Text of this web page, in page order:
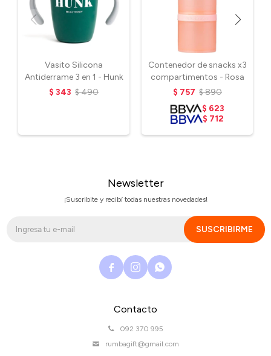
Vasito Silicona
Antiderrame 3 en 1 - Hunk
$ 343 $490
Contenedor de snacks x3
compartimentos - Rosa
$ 757 $890
$ 623
$ 712
Contacto
092 370 995
rumbagift@gmail.com
Newsletter
¡Suscribite y recibí todas nuestras novedades!
SUSCRIBIRME
  